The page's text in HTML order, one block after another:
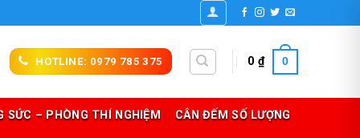
HOTLINE: 0979 785 375 0₫ 0
SỨC – PHÒNG THÍ NGHIỆM CÂN ĐẾM SỐ LƯỢNG